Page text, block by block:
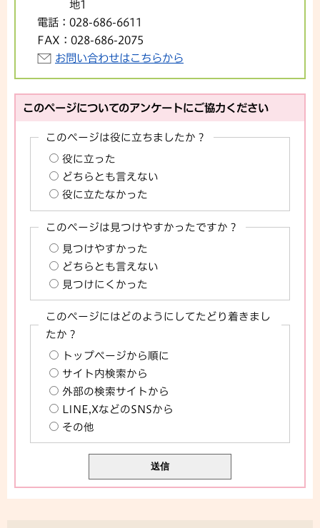
地1
電話： 028-686-6611
FAX： 028-686-2075
お問い合わせはこちらから
このページについてのアンケートにご協力ください
このページは役に立ちましたか？
役に立った
どちらとも言えない
役に立たなかった
このページは見つけやすかったですか？
見つけやすかった
どちらとも言えない
見つけにくかった
このページにはどのようにしてたどり着きまし
たか？
トップページから順に
サイト内検索から
外部の検索サイトから
LINE,XなどのSNSから
その他